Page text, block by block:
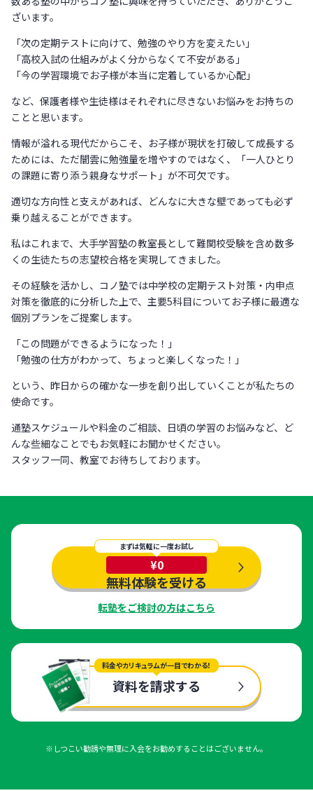
ざいます。
「次の定期テストに向けて、勉強のやり方を変えたい」
「高校入試の仕組みがよく分からなくて不安がある」
「今の学習環境でお子様が本当に定着しているか心配」
など、保護者様や生徒様はそれぞれに尽きないお悩みをお持ちの
ことと思います。
情報が溢れる現代だからこそ、お子様が現状を打破して成長する
ためには、ただ闇雲に勉強量を増やすのではなく、「一人ひとり
の課題に寄り添う親身なサポート」が不可欠です。
適切な方向性と支えがあれば、どんなに大きな壁であっても必ず
乗り越えることができます。
私はこれまで、大手学習塾の教室長として難関校受験を含め数多
くの生徒たちの志望校合格を実現してきました。
その経験を活かし、コノ塾では中学校の定期テスト対策・内申点
対策を徹底的に分析した上で、主要5科目についてお子様に最適な
個別プランをご提案します。
「この問題ができるようになった！」
「勉強の仕方がわかって、ちょっと楽しくなった！」
という、昨日からの確かな一歩を創り出していくことが私たちの
使命です。
通塾スケジュールや料金のご相談、日頃の学習のお悩みなど、ど
んな些細なことでもお気軽にお聞かせください。
スタッフ一同、教室でお待ちしております。
まずは気軽に一度お試し
¥0
無料体験を受ける
転塾をご検討の方はこちら
料金やカリキュラムが一目でわかる！
資料を請求する
※しつこい勧誘や無理に入会をお勧めすることはございません。